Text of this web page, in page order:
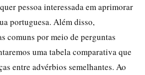
pessoa interessada em aprimorar
portuguesa. Além disso,
comuns por meio de perguntas
uma tabela comparativa que
entre advérbios semelhantes. Ao